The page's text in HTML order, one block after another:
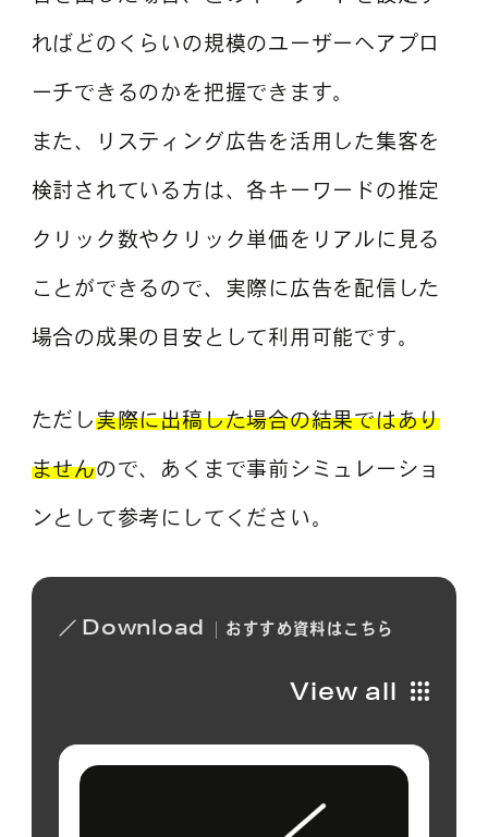
ればどのくらいの規模のユーザーへアプロ
ーチできるのかを把握できます。
また、リスティング広告を活用した集客を
検討されている方は、各キーワードの推定
クリック数やクリック単価をリアルに見る
ことができるので、実際に広告を配信した
場合の成果の目安として利用可能です。
ただし実際に出稿した場合の結果ではあり
ませんので、あくまで事前シミュレーショ
ンとして参考にしてください。
Download おすすめ資料は こちら
View all